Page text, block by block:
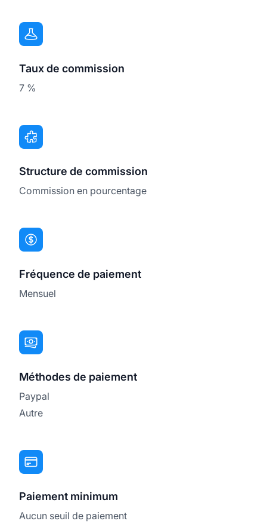
Taux de commission
7 %
Structure de commission
Commission en pourcentage
Fréquence de paiement
Mensuel
Méthodes de paiement
Paypal
Autre
Paiement minimum
Aucun seuil de paiement